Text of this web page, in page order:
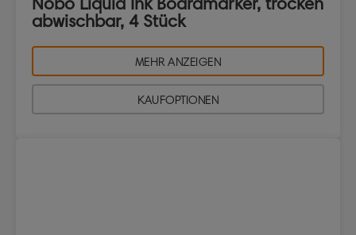
abwischbar, 4 Stück
MEHR ANZEIGEN
KAUFOPTIONEN